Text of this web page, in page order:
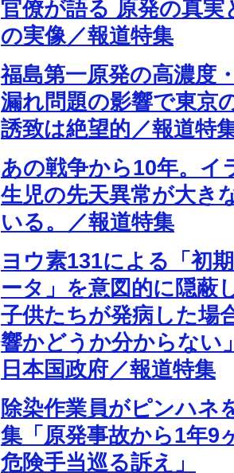
官僚が語る 原発の真実
の実像／報道特集
福島第一原発の高濃度
漏れ問題の影響で東京
誘致は絶望的／報道特
あの戦争から10年。イ
生児の先天異常が大き
いる。／報道特集
ヨウ素131による「初
ータ」を意図的に隠蔽
子供たちが発病した場
響かどうか分からない
日本国政府／報道特集
除染作業員がピンハネ
集「原発事故から1年9
危険手当巡る訴え」